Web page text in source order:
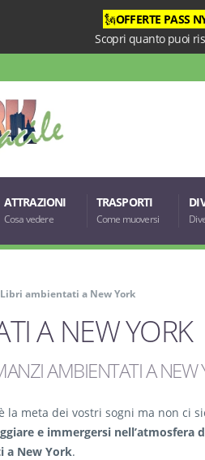
🗽OFFERTE PASS
Scopri quanto puoi
ATTRAZIONI
Cosa vedere
TRASPORTI
Come muoversi
Libri ambientati a New York
A NEW YORK
AMBIENTATI A NEW
la meta dei vostri sogni ma non ci
e immergersi nell’atmosfera
a New York.